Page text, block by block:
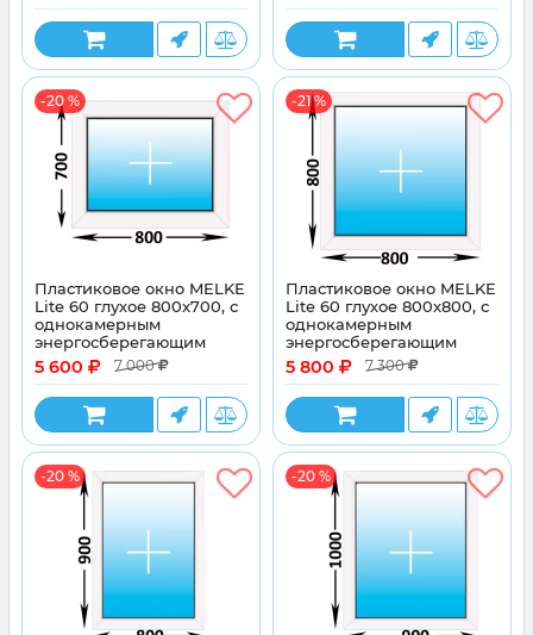
-20 %
Пластиковое окно MELKE
Lite 60 глухое 800x700, с
однокамерным
энергосберегающим
стеклопакетом
5 600 7 000
-21 %
Пластиковое окно MELKE
Lite 60 глухое 800x800, с
однокамерным
энергосберегающим
стеклопакетом
5 800 7 300
-20 % -20 %